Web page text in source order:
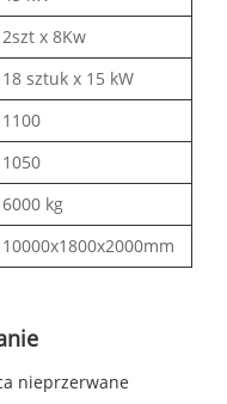
2szt x 8Kw
18 sztuk x 15 kW
1100
1050
6000 kg
10000x1800x2000mm
nieprzerwane